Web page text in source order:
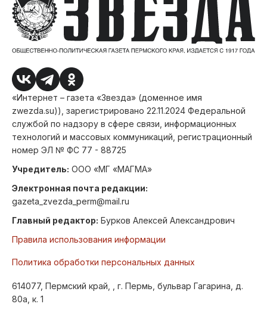
«Интернет – газета «Звезда» (доменное имя
zwezda.su)), зарегистрировано 22.11.2024 Федеральной
службой по надзору в сфере связи, информационных
технологий и массовых коммуникаций, регистрационный
номер ЭЛ № ФС 77 - 88725
Учредитель: ООО «МГ «МАГМА»
Электронная почта редакции:
gazeta_zvezda_perm@mail.ru
Главный редактор: Бурков Алексей Александрович
Правила использования информации
Политика обработки персональных данных
614077, Пермский край, , г. Пермь, бульвар Гагарина, д.
80а, к. 1